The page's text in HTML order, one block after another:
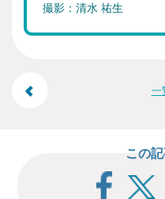
撮影：清水 祐生
投
一
この